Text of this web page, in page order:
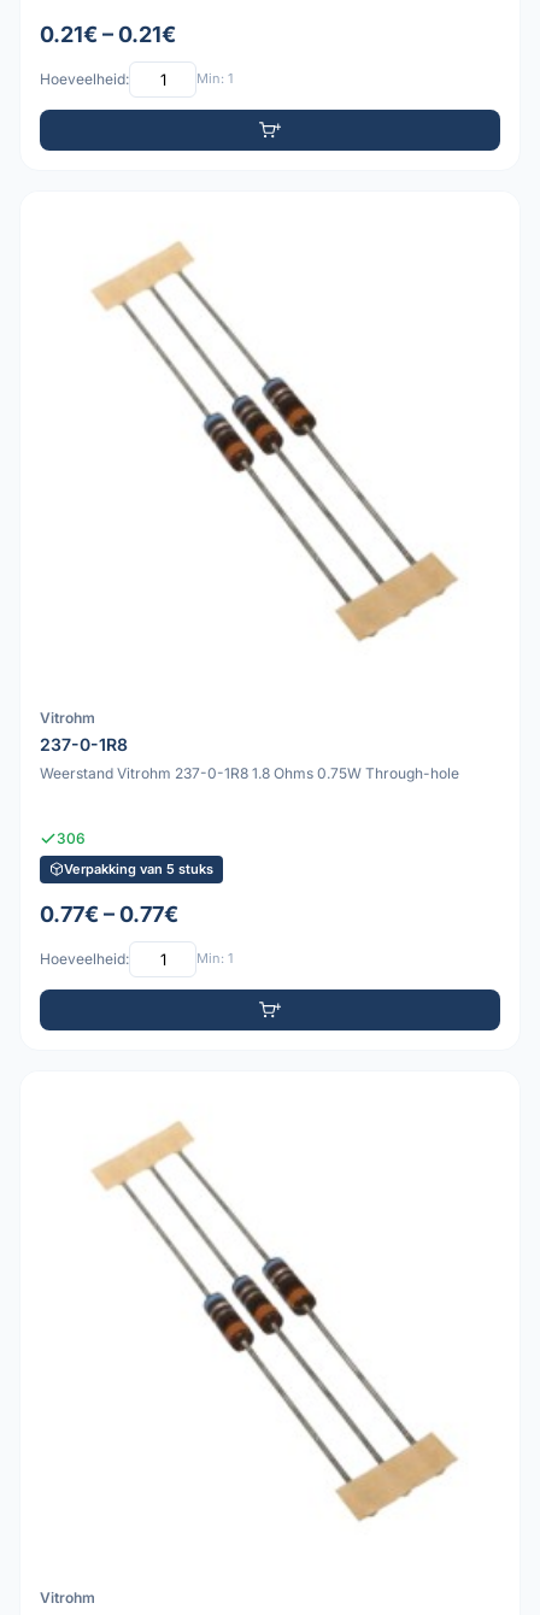
0.21€ – 0.21€
Hoeveelheid: Min: 1
Vitrohm
237-0-1R8
Weerstand Vitrohm 237-0-1R8 1.8 Ohms 0.75W Through-hole
306
Verpakking van 5 stuks
0.77€ – 0.77€
Hoeveelheid: Min: 1
Vitrohm